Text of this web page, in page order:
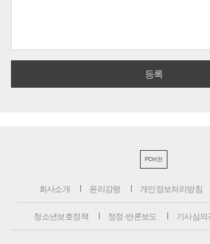
PC버전
회사소개 윤리강령 개인정보처리방침
청소년보호정책 정정·반론보도 기사심의